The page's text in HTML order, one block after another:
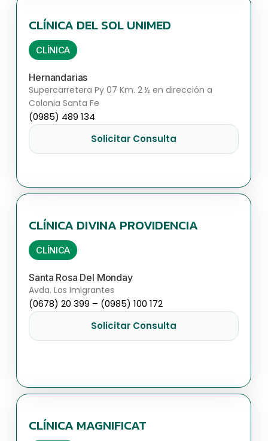
CLÍNICA DEL SOL UNIMED
CLÍNICA
Hernandarias
Supercarretera Py 07 Km. 2 ½ en dirección a
Colonia Santa Fe
(0985) 489 134
Solicitar Consulta
CLÍNICA DIVINA PROVIDENCIA
CLÍNICA
Santa Rosa Del Monday
Avda. Los Imigrantes
(0678) 20 399 – (0985) 100 172
Solicitar Consulta
CLÍNICA MAGNIFICAT